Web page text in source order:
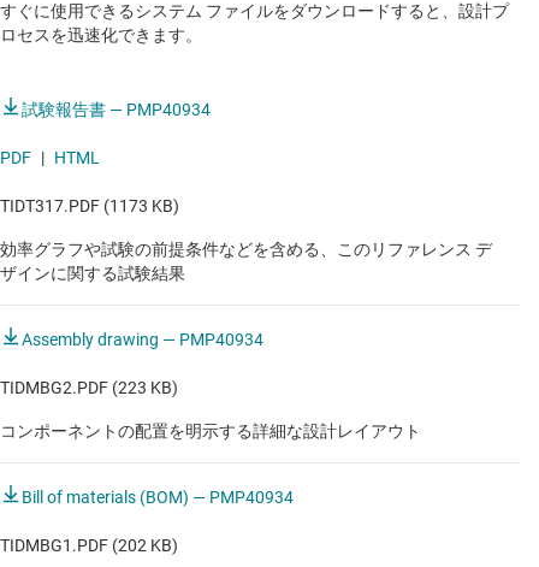
すぐに使用できるシステム ファイルをダウンロードすると、設計プ
ロセスを迅速化できます。
試験報告書 — PMP40934
PDF | HTML
TIDT317.PDF (1173 KB)
効率グラフや試験の前提条件などを含める、このリファレンス デ
ザインに関する試験結果
Assembly drawing — PMP40934
TIDMBG2.PDF (223 KB)
コンポーネントの配置を明示する詳細な設計レイアウト
Bill of materials (BOM) — PMP40934
TIDMBG1.PDF (202 KB)